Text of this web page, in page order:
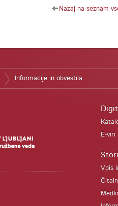
Nazaj na seznam
Informacije in obvestila
E-viri
Vpis